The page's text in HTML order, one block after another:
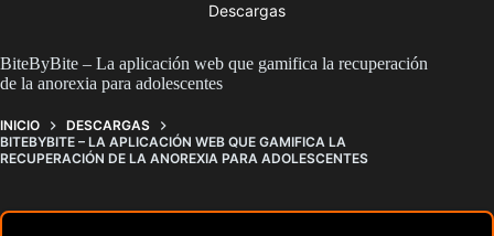
Descargas
BiteByBite – La aplicación web que gamifica la recuperación
de la anorexia para adolescentes
INICIO
DESCARGAS
BITEBYBITE – LA APLICACIÓN WEB QUE GAMIFICA LA
RECUPERACIÓN DE LA ANOREXIA PARA ADOLESCENTES